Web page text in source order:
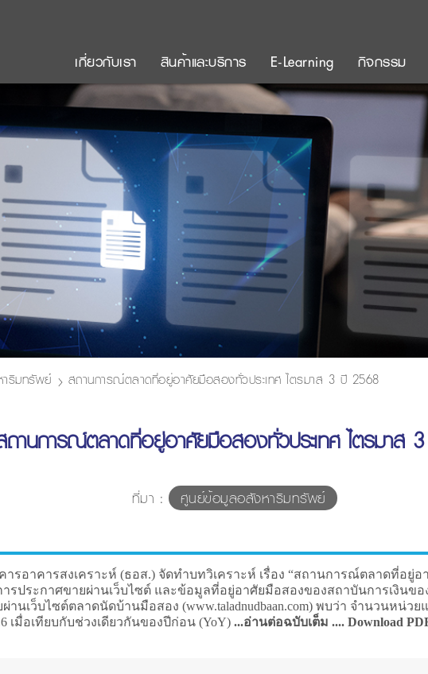
เกี่ยวกับเรา สินค้าและบริการ E-Learning กิจกรรม
ริมทรัพย์ สถานการณ์ตลาดที่อยู่อาศัยมือสองทั่วประเทศ ไตรมาส 3 ปี 2568
านการณ์ตลาดที่อยู่อาศัยมือสองทั่วประเทศ ไตรมาส
ที่มา : ศูนย์ข้อมูลอสังหาริมทรัพย์
อาคารสงเคราะห์ (ธอส.) จัดทำบทวิเคราะห์ เรื่อง “สถานการณ์ตลาดที่อยู่อ
รประกาศขายผ่านเว็บไซต์ และข้อมูลที่อยู่อาศัยมือสองของสถาบันการเงินข
นเว็บไซต์ตลาดนัดบ้านมือสอง (www.taladnudbaan.com) พบว่า จำนวนหน่
เมื่อเทียบกับช่วงเดียวกันของปีก่อน (YoY) ...อ่านต่อฉบับเต็ม .... Download